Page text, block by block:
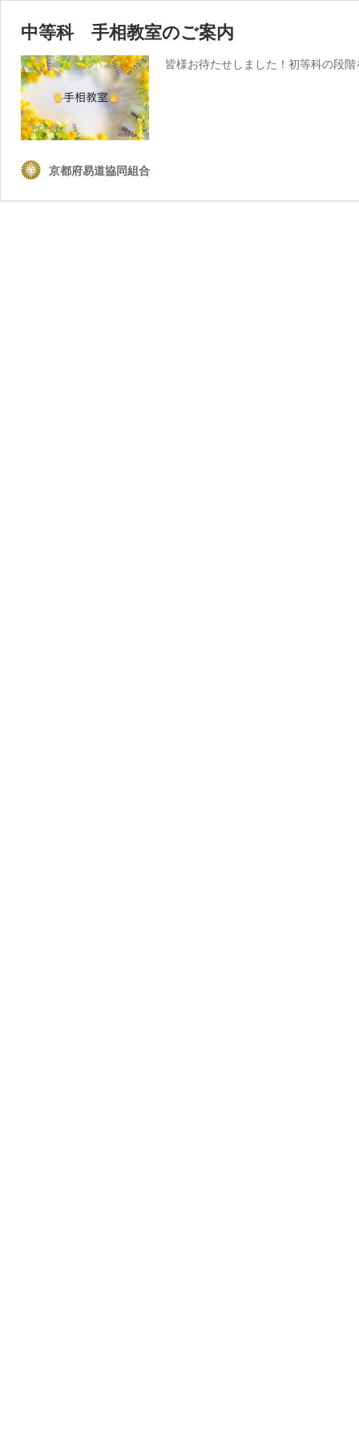
中等科 手相教室のご案内
皆様お待たせしました！初等科の段
京都府易道協同組合